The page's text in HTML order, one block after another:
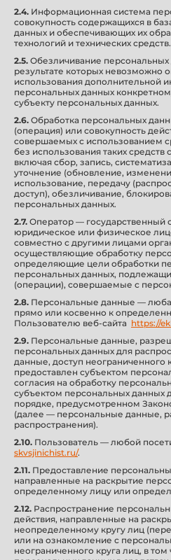
2.4. Информационная система
совокупность содержащихся в
данных и обеспечивающих их
технологий и технических средств.
2.5. Обезличивание
результате которых невозможно
использования дополнительной
персональных данных
субъекту персональных данных.
2.6. Обработка персональных
(операция) или совокупность
совершаемых с использованием
без использования таких
включая сбор, запись,
уточнение (обновление,
использование, передачу
доступ), обезличивание,
персональных данных.
2.7. Оператор — государственный
юридическое или физическое
совместно с другими лицами
осуществляющие обработку
определяющие цели обработки
персональных данных,
(операции), совершаемые с
2.8. Персональные данные —
прямо или косвенно к
Пользователю веб-сайта https://
2.9. Персональные данные,
персональных данных для
данные, доступ неограниченного
предоставлен субъектом
согласия на обработку
субъектом персональных данных
порядке, предусмотренном
(далее — персональные данные,
распространения).
2.10. Пользователь — любой
skvsjinichist.ru/.
2.11. Предоставление
направленные на раскрытие
определенному лицу или
2.12. Распространение
действия, направленные на
неопределенному кругу лиц
или на ознакомление с
неограниченного круга лиц, в